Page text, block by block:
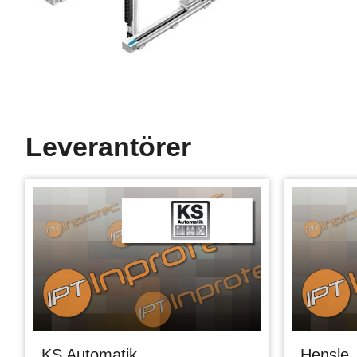
Leverantörer